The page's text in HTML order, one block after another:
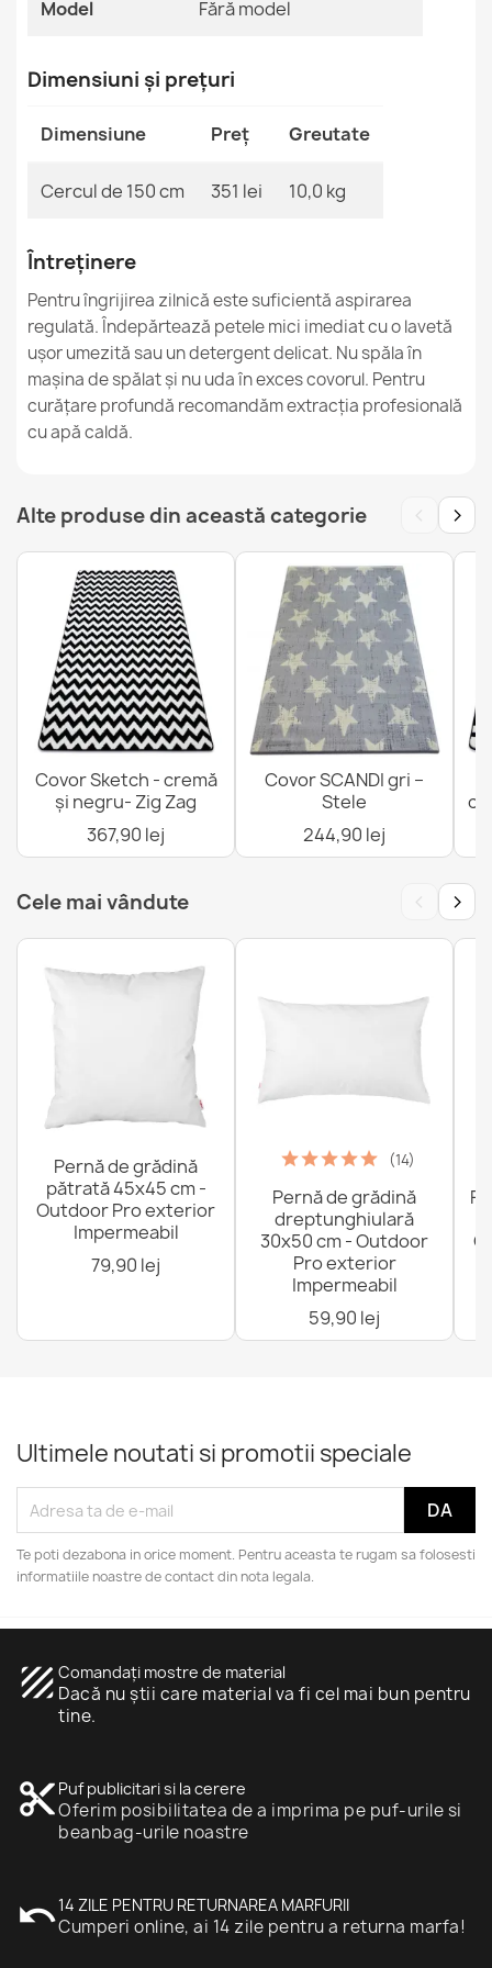
153,90 lej
153,90 lej
Covor FUSION 9776 Crem
153,90 lej
Covor FUSION Crem/Teracota Geometric
153,90 lej
Covor FUSION Bej/Maro Geometric
153,90 lej
Model Fără model
Dimensiuni și prețuri
Dimensiune Preț Greutate
Cercul de 150 cm 351 lei 10,0 kg
Întreținere
Pentru îngrijirea zilnică este suficientă aspirarea
regulată. Îndepărtează petele mici imediat cu o lavetă
ușor umezită sau un detergent delicat. Nu spăla în
mașina de spălat și nu uda în exces covorul. Pentru
curățare profundă recomandăm extracția profesională
cu apă caldă.
Alte produse din această categorie ‹ ›
Covor Sketch - cremă
și negru- Zig Zag
367,90 lej
Covor SCANDI gri –
Stele
244,90 lej
Cele mai vândute ‹ ›
Pernă de grădină
pătrată 45x45 cm -
Outdoor Pro exterior
Impermeabil
79,90 lej
(14)
Pernă de grădină
dreptunghiulară
30x50 cm - Outdoor
Pro exterior
Impermeabil
59,90 lej
Ultimele noutati si promotii speciale
Te poti dezabona in orice moment. Pentru aceasta te rugam sa folosesti
informatiile noastre de contact din nota legala.
texture Comandați mostre de material
Dacă nu știi care material va fi cel mai bun pentru
tine.
content_cut Puf publicitari si la cerere
Oferim posibilitatea de a imprima pe puf-urile si
beanbag-urile noastre
undo14 ZILE PENTRU RETURNAREA MARFURII
Cumperi online, ai 14 zile pentru a returna marfa!